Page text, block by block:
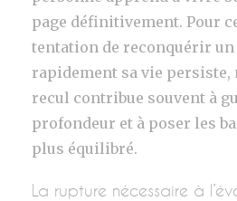
page définitivement. Pour
tentation de reconquérir un
rapidement sa vie persiste,
recul contribue souvent à
profondeur et à poser les
plus équilibré.
La rupture nécessaire à